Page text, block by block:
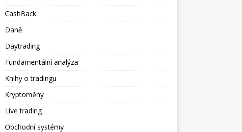
CashBack
Daně
Daytrading
Fundamentální analýza
Knihy o tradingu
Kryptoměny
Live trading
Obchodní systémy